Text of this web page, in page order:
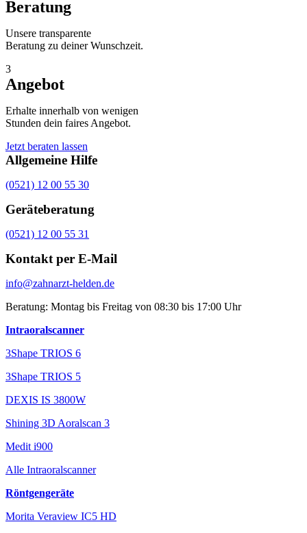
Beratung
Unsere transparente
Beratung zu deiner Wunschzeit.
3
Angebot
Erhalte innerhalb von wenigen
Stunden dein faires Angebot.
Jetzt beraten lassen
Allgemeine Hilfe
(0521) 12 00 55 30
Geräteberatung
(0521) 12 00 55 31
Kontakt per E-Mail
info@zahnarzt-helden.de
Beratung: Montag bis Freitag von 08:30 bis 17:00 Uhr
Intraoralscanner
3Shape TRIOS 6
3Shape TRIOS 5
DEXIS IS 3800W
Shining 3D Aoralscan 3
Medit i900
Alle Intraoralscanner
Röntgengeräte
Morita Veraview IC5 HD